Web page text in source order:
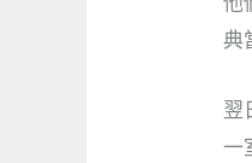
典
翌
一